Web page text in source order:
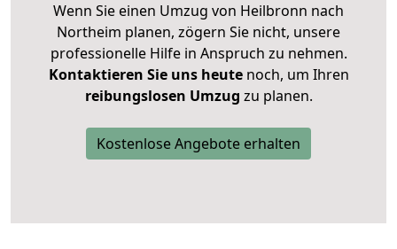
Wenn Sie einen Umzug von Heilbronn nach
Northeim planen, zögern Sie nicht, unsere
professionelle Hilfe in Anspruch zu nehmen.
Kontaktieren Sie uns heutenoch, um Ihren
reibungslosen Umzug zu planen.
Kostenlose Angebote erhalten